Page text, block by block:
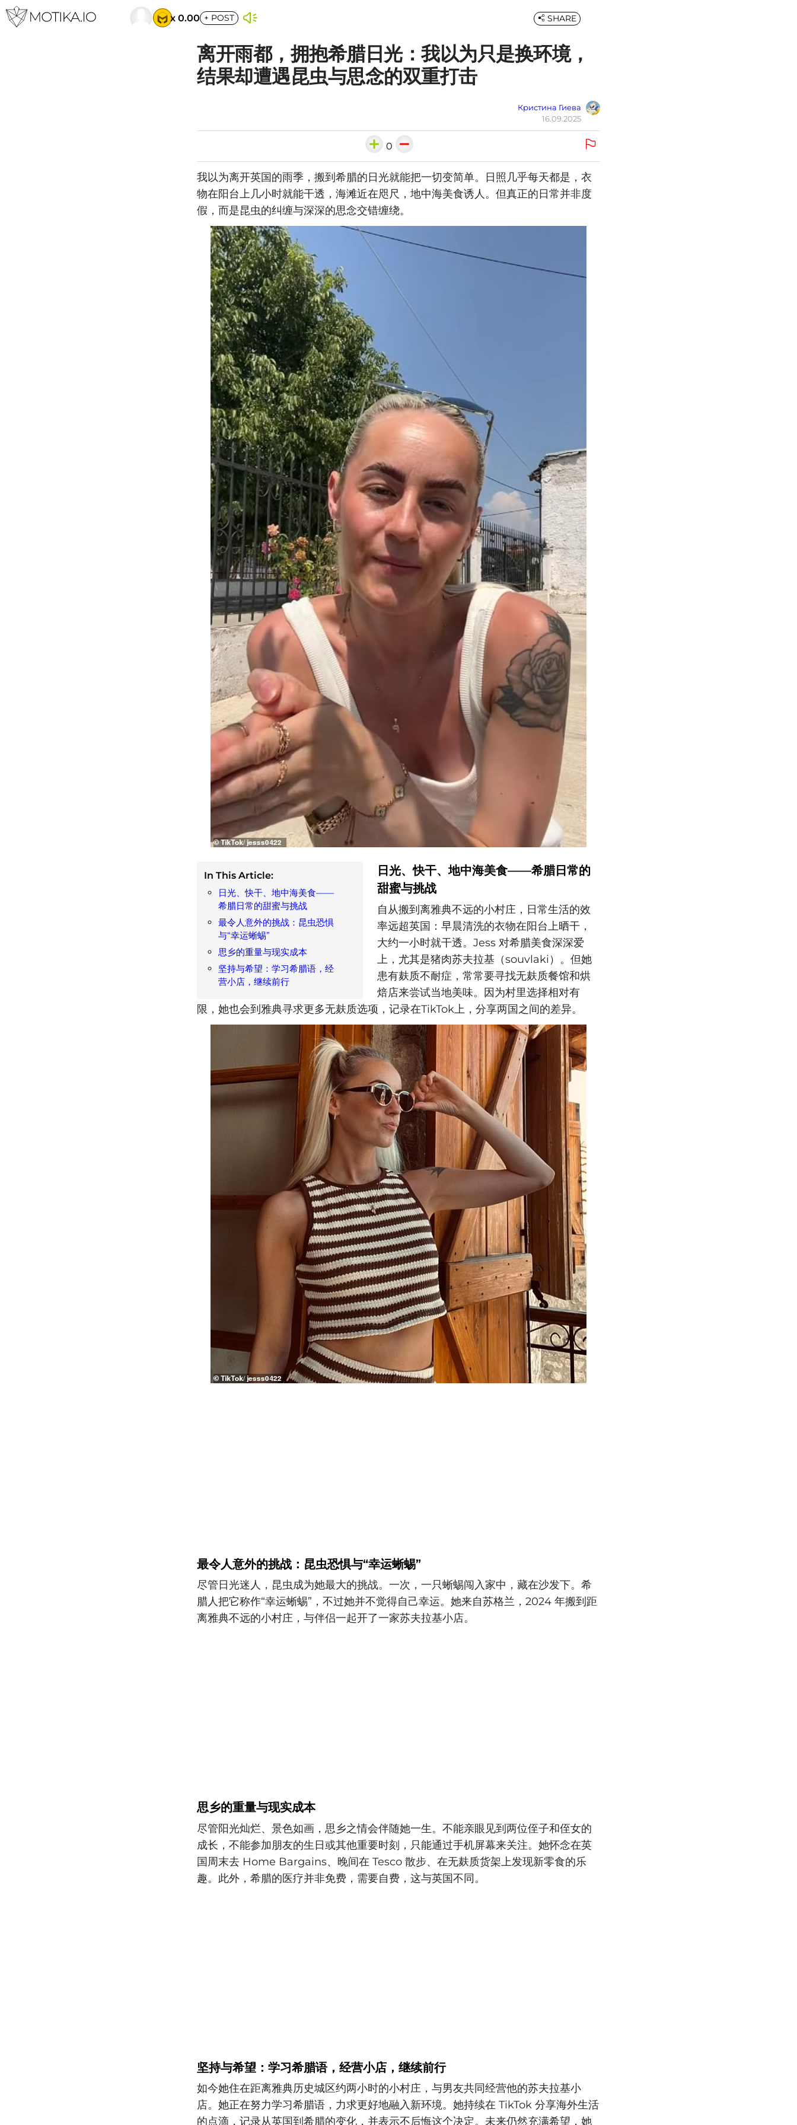
x 0.00 + POST
离开雨都，拥抱希腊日光：我以为只是换环境，
结果却遭遇昆虫与思念的双重打击
Кристина Гиева
16.09.2025
SHARE
0
我以为离开英国的雨季，搬到希腊的日光就能把一切变简单。日照几乎每天都是，衣
物在阳台上几小时就能干透，海滩近在咫尺，地中海美食诱人。但真正的日常并非度
假，而是昆虫的纠缠与深深的思念交错缠绕。
In This Article:
日光、快干、地中海美食——
希腊日常的甜蜜与挑战
最令人意外的挑战：昆虫恐惧
与“幸运蜥蜴”
思乡的重量与现实成本
坚持与希望：学习希腊语，经
营小店，继续前行
日光、快干、地中海美食——希腊日常的
甜蜜与挑战
自从搬到离雅典不远的小村庄，日常生活的效
率远超英国：早晨清洗的衣物在阳台上晒干，
大约一小时就干透。Jess 对希腊美食深深爱
上，尤其是猪肉苏夫拉基（souvlaki）。但她
患有麸质不耐症，常常要寻找无麸质餐馆和烘
焙店来尝试当地美味。因为村里选择相对有
限，她也会到雅典寻求更多无麸质选项，记录在TikTok上，分享两国之间的差异。
最令人意外的挑战：昆虫恐惧与“幸运蜥蜴”
尽管日光迷人，昆虫成为她最大的挑战。一次，一只蜥蜴闯入家中，藏在沙发下。希
腊人把它称作“幸运蜥蜴”，不过她并不觉得自己幸运。她来自苏格兰，2024 年搬到距
离雅典不远的小村庄，与伴侣一起开了一家苏夫拉基小店。
思乡的重量与现实成本
尽管阳光灿烂、景色如画，思乡之情会伴随她一生。不能亲眼见到两位侄子和侄女的
成长，不能参加朋友的生日或其他重要时刻，只能通过手机屏幕来关注。她怀念在英
国周末去 Home Bargains、晚间在 Tesco 散步、在无麸质货架上发现新零食的乐
趣。此外，希腊的医疗并非免费，需要自费，这与英国不同。
坚持与希望：学习希腊语，经营小店，继续前行
如今她住在距离雅典历史城区约两小时的小村庄，与男友共同经营他的苏夫拉基小
店。她正在努力学习希腊语，力求更好地融入新环境。她持续在 TikTok 分享海外生活
的点滴，记录从英国到希腊的变化，并表示不后悔这个决定。未来仍然充满希望，她